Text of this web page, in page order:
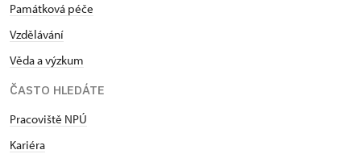
Památková péče
Vzdělávání
Věda a výzkum
ČASTO HLEDÁTE
Pracoviště NPÚ
Kariéra